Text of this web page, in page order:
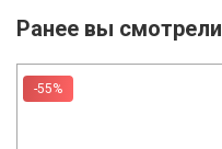
Ранее вы смотрели
-55%